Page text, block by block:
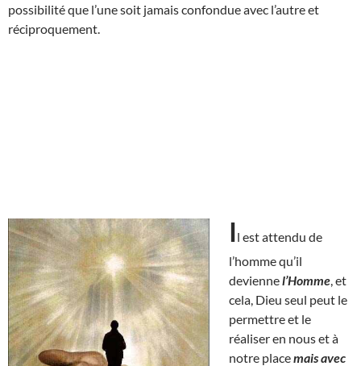
possibilité que l’une soit jamais confondue avec l’autre et
réciproquement.
Il est attendu de
l’homme qu’il
deviennel’Homme , et
cela, Dieu seul peut le
permettre et le
réaliser en nous et à
notre placemais avec